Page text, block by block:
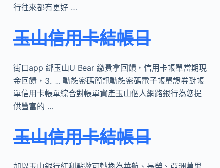
行往來都有更好 …
玉山信用卡結帳日
街口app 綁玉山U Bear 繳費拿回饋，信用卡帳單當期現
金回饋，3. … 動態密碼簡訊動態密碼電子帳單證券對帳
單信用卡帳單綜合對帳單資產玉山個人網路銀行為您提
供豐富的 …
玉山信用卡結帳日
加以玉山銀行紅利點數可轉換為華航、長榮、亞洲萬里